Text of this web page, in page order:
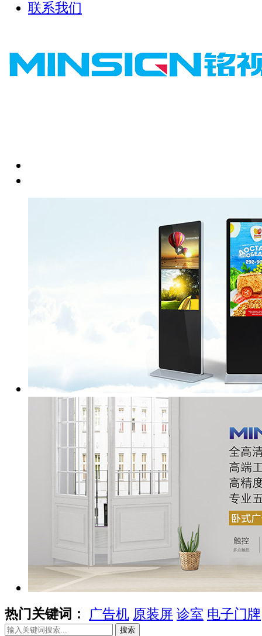
联系我们
热门关键词： 广告机 原装屏 诊室 电子门牌
搜索